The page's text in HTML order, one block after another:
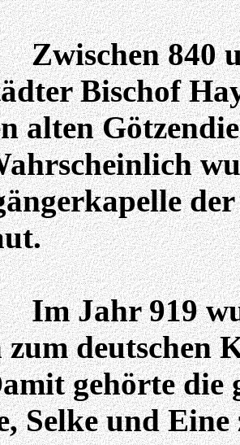
Zwischen 840
Bischof
alten
Im Jahr 919
deutschen
gehörte die
Selke und